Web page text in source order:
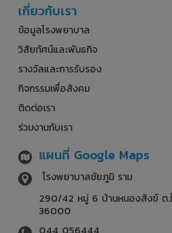
เกี่ยวกับเรา
ข้อมูลโรงพยาบาล
วิสัยทัศน์และพันธกิจ
รางวัลและการรับรอง
กิจกรรมเพื่อสังคม
ติดต่อเรา
ร่วมงานกับเรา
แผนที่ Google Maps
โรงพยาบาลชัยภูมิ ราม
290/42 หมู่ 6 บ้านหนองสังข์ ต.
36000